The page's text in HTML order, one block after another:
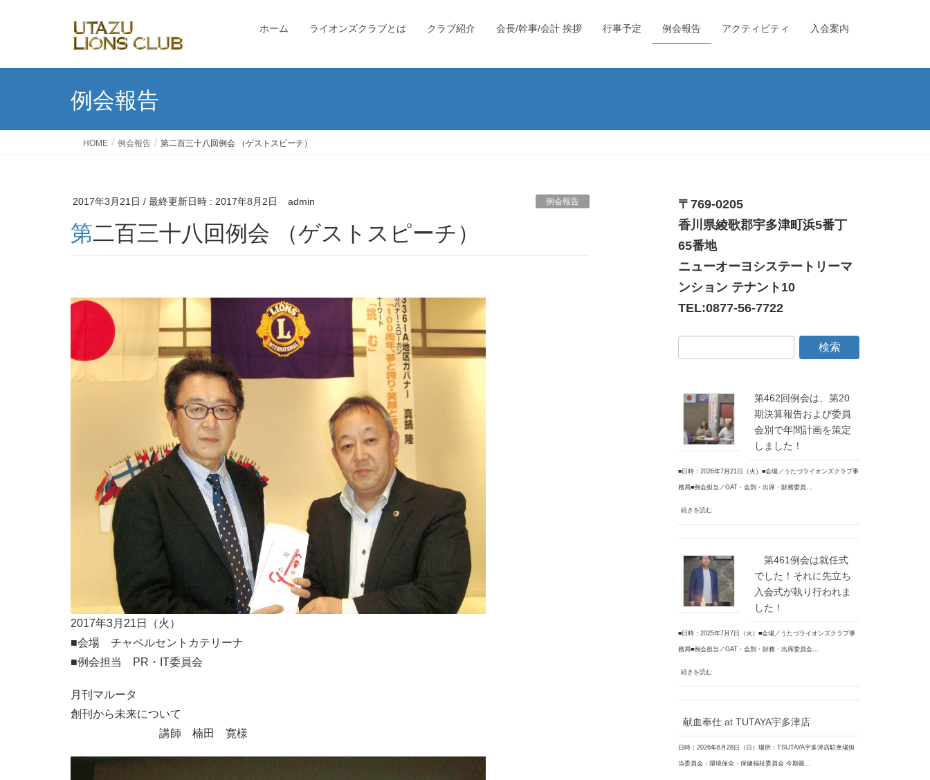
ホーム ライオンズクラブとは クラブ紹介 会長/幹事/会計 挨拶 行事予定 例会報告 アクティビティ 入会案内
例会報告
HOME 例会報告 第二百三十八回例会 （ゲストスピーチ）
2017年3月21日 / 最終更新日時 : 2017年8月2日 admin 例会報告
第二百三十八回例会 （ゲストスピーチ）
2017年3月21日（火）
■会場 チャペルセントカテリーナ
■例会担当 PR・IT委員会
月刊マルータ
創刊から未来について
講師 楠田 寛様
〒769-0205
香川県綾歌郡宇多津町浜5番丁
65番地
ニューオーヨシステートリーマ
ンション テナント10
TEL:0877-56-7722
第462回例会は、第20
期決算報告および委員
会別で年間計画を策定
しました！
■日時：2026年7月21日（火）■会場／うたづライオンズクラブ事
務局■例会担当／GAT・会則・出席・財務委員…
続きを読む
第461例会は就任式
でした！それに先立ち
入会式が執り行われま
した！
■日時：2025年7月7日（火）■会場／うたづライオンズクラブ事
務局■例会担当／GAT・会則・財務・出席委員会…
続きを読む
献血奉仕 at TUTAYA宇多津店
日時：2026年6月28日（日）場所：TSUTAYA宇多津店駐車場担
当委員会：環境保全・保健福祉委員会 今期最…